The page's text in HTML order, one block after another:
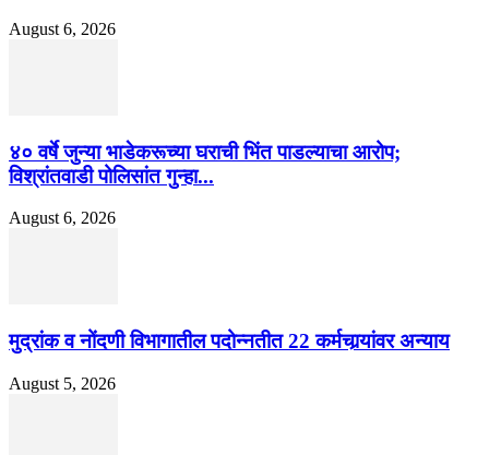
August 6, 2026
४० वर्षे जुन्या भाडेकरूच्या घराची भिंत पाडल्याचा आरोप;
विश्रांतवाडी पोलिसांत गुन्हा...
August 6, 2026
मुद्रांक व नोंदणी विभागातील पदोन्नतीत 22 कर्मचार्‍यांवर अन्याय
August 5, 2026